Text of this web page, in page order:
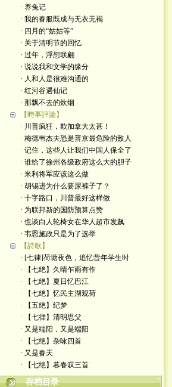
· 养兔记
· 我的春服既成与无衣无褐
· 四月的“姑姑等”
· 关于清明节的回忆
· 过年，浮想联翩
· 说说我和文学的缘分
· 人和人是很难沟通的
· 红河谷遇仙记
· 那飘不去的炊烟
【時事評論】
· 川普疯狂，欺加拿大太甚！
· 梅德韦杰夫恐是普京最危险的敌人
· 记住，这些人让我们中国人保全了
· 谁给了徐州各级政府这么大的胆子
· 米利将军应该这么做
· 胡锡进为什么要尿裤子了？
· 十字路口，川普最好这样做
· 为联邦新的国防预算点赞
· 也谈白人轮椅女在华人超市发飙
· 韦恩施政只是为了选举
【詩歌】
· [七律]荷塘夜色，追忆昔年学生时
· 【七绝】久晴乍雨有作
· 【七绝】夏日忆巴江
· 【七绝】忆民主湖观荷
· 【五绝】纪梦
· ​【七律】清明思父
· 又是端阳，又是端阳
· 【七绝】杂咏四首
· 又是春天
· ​【七绝】暮春叹三首
存档目录